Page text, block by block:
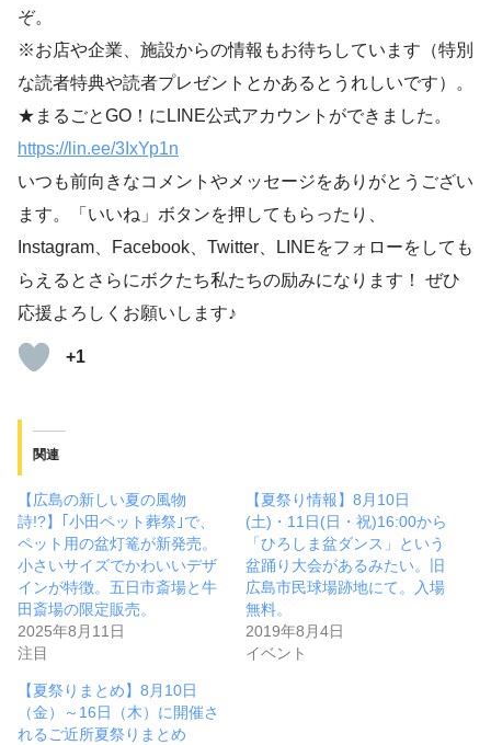
ぞ。
※お店や企業、施設からの情報もお待ちしています（特別
な読者特典や読者プレゼントとかあるとうれしいです）。
★まるごとGO！にLINE公式アカウントができました。
https://lin.ee/3IxYp1n
いつも前向きなコメントやメッセージをありがとうござい
ます。「いいね」ボタンを押してもらったり、
Instagram、Facebook、Twitter、LINEをフォローをしても
らえるとさらにボクたち私たちの励みになります！ ぜひ
応援よろしくお願いします♪
+1
関連
【広島の新しい夏の風物
詩!?】｢小田ペット葬祭｣で、
ペット用の盆灯篭が新発売。
小さいサイズでかわいいデザ
インが特徴。五日市斎場と牛
田斎場の限定販売。
2025年8月11日
注目
【夏祭り情報】8月10日
(土)・11日(日・祝)16:00から
「ひろしま盆ダンス」という
盆踊り大会があるみたい。旧
広島市民球場跡地にて。入場
無料。
2019年8月4日
イベント
【夏祭りまとめ】8月10日
（金）～16日（木）に開催さ
れるご近所夏祭りまとめ